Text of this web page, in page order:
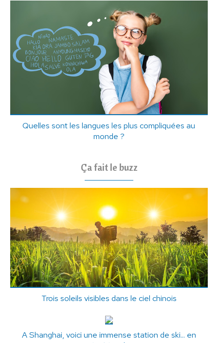
Quelles sont les langues les plus compliquées au
monde ?
Ça fait le buzz
Trois soleils visibles dans le ciel chinois
A Shanghai, voici une immense station de ski... en